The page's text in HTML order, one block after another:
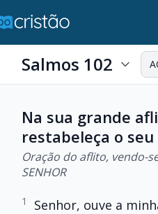
Salmos 102
Na sua grande
restabeleça o
Oração do aflito, vendo-
SENHOR
1 Senhor, ouve a